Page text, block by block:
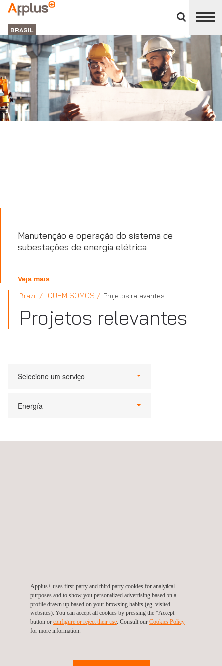
divisions
panel
APPLUS+
BRASIL
Manutenção e operação do sistema de
subestações de energia elétrica
Veja mais
Brazil QUEM SOMOS Projetos relevantes
Projetos relevantes
Selecione um serviço
Energía
Desenho do Programa de Eletrificação Rural com
Enfoque Sociocultural e de Equidade de Gênero
para a Comarca Ku
Applus+ uses first-party and third-party cookies for analytical
purposes and to show you personalized advertising based on a
profile drawn up based on your browsing habits (eg. visited
websites). You can accept all cookies by pressing the "Accept"
button or configure or reject their use. Consult our Cookies Policy
for more information.